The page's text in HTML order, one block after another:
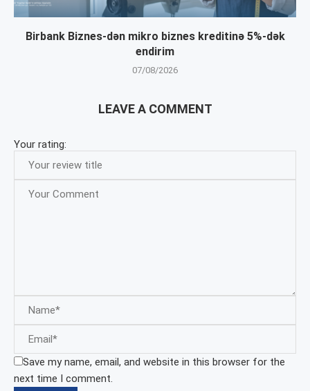
Birbank Biznes-dən mikro biznes kreditinə 5%-dək
endirim
07/08/2026
LEAVE A COMMENT
Your rating:
Save my name, email, and website in this browser for the
next time I comment.